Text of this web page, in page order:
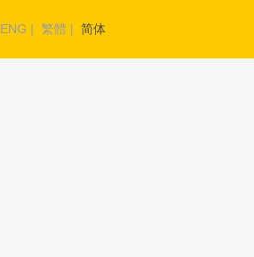
ENG | 繁體 | 简体